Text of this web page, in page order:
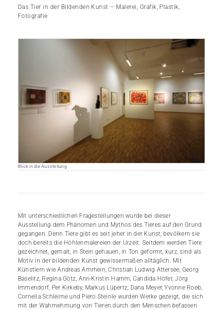
Das Tier in der Bildenden Kunst – Malerei, Grafik, Plastik,
Fotografie
Blick in die Ausstellung
Mit unterschiedlichen Fragestellungen wurde bei dieser
Ausstellung dem Phänomen und Mythos des Tieres auf den Grund
gegangen. Denn Tiere gibt es seit jeher in der Kunst, bevölkern sie
doch bereits die Höhlenmalereien der Urzeit. Seitdem werden Tiere
gezeichnet, gemalt, in Stein gehauen, in Ton geformt, kurz, sind als
Motiv in der bildenden Kunst gewissermaßen alltäglich. Mit
Künstlern wie Andreas Amrhein, Christian Ludwig Attersee, Georg
Baselitz, Regina Götz, Ann-Kristin Hamm, Candida Höfer, Jörg
Immendorf, Per Kirkeby, Markus Lüpertz, Dana Meyer, Yvonne Roeb,
Cornelia Schleime und Piero Steinle wurden Werke gezeigt, die sich
mit der Wahrnehmung von Tieren durch den Menschen befassen